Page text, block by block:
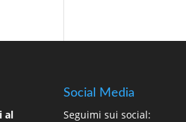
al
Social Media
Seguimi sui social: